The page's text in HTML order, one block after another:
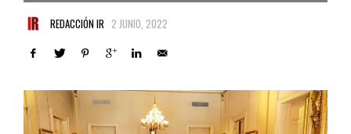
REDACCIÓN IR 2 JUNIO, 2022